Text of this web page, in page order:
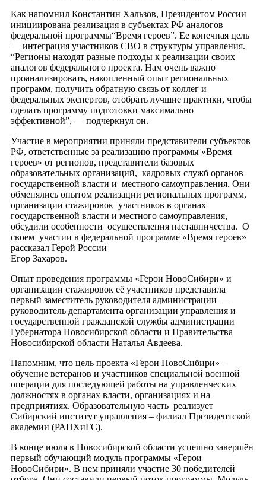
Как напомнил Константин Хальзов, Президентом России
инициирована реализация в субъектах РФ аналогов
федеральной программы“Время героев”. Ее конечная цель
— интеграция участников СВО в структуры управления.
“Регионы находят разные подходы к реализации своих
аналогов федерального проекта. Нам очень важно
проанализировать, накопленный опыт региональных
программ, получить обратную связь от коллег и
федеральных экспертов, отобрать лучшие практики, чтобы
сделать программу подготовки максимально
эффективной”, — подчеркнул он.
Участие в мероприятии приняли представители субъектов
РФ, ответственные за реализацию программы «Время
героев» от регионов, представители базовых
образовательных организаций, кадровых служб органов
государственной власти и местного самоуправления. Они
обменялись опытом реализации региональных программ,
организации стажировок участников в органах
государственной власти и местного самоуправления,
обсудили особенности осуществления наставничества. О
своем участии в федеральной программе «Время героев»
рассказал Герой России
Егор Захаров.
Опыт проведения программы «Герои НовоСибири» и
организации стажировок её участников представила
первый заместитель руководителя администрации —
руководитель департамента организации управления и
государственной гражданской службы администрации
Губернатора Новосибирской области и Правительства
Новосибирской области Наталья Авдеева.
Напомним, что цель проекта «Герои НовоСибири» –
обучение ветеранов и участников специальной военной
операции для последующей работы на управленческих
должностях в органах власти, организациях и на
предприятиях. Образовательную часть реализует
Сибирский институт управления – филиал Президентской
академии (РАНХиГС).
В конце июля в Новосибирской области успешно завершён
первый обучающий модуль программы «Герои
НовоСибири». В нем приняли участие 30 победителей